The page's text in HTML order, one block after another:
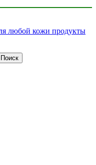
любой кожи продукты